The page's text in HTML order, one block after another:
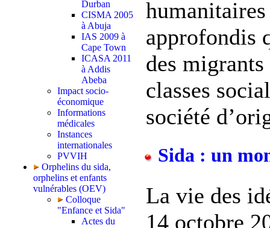
Durban
CISMA 2005
à Abuja
IAS 2009 à
Cape Town
ICASA 2011
à Addis
Abeba
Impact socio-
économique
Informations
médicales
Instances
internationales
PVVIH
Orphelins du sida,
orphelins et enfants
vulnérables (OEV)
Colloque
"Enfance et Sida"
Actes du
approfondis
des
classes
société
Sida : un
La vie des
14 octobre